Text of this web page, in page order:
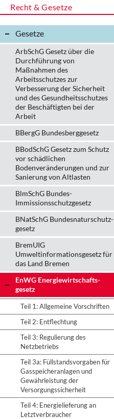
Recht & Gesetze
Gesetze
ArbSchG Gesetz über die
Durchführung von
Maßnahmen des
Arbeitsschutzes zur
Verbesserung der Sicherheit
und des Gesundheitsschutzes
der Beschäftigten bei der
Arbeit
BBergG Bundesberggesetz
BBodSchG Gesetz zum Schutz
vor schädlichen
Bodenveränderungen und zur
Sanierung von Altlasten
BlmSchG Bundes-
Immissionsschutz­gesetz
BNatSchG Bundesnaturschutz-
gesetz
BremUIG
Umweltinformationsgesetz für
das Land Bremen
EnWG Energiewirtschafts-
gesetz
Teil 1: Allgemeine Vorschriften
Teil 2: Entflechtung
Teil 3: Regulierung des
Netzbetriebs
Teil 3a: Füllstandsvorgaben für
Gasspeicheranlagen und
Gewährleistung der
Versorgungssicherheit
Teil 4: Energielieferung an
Letztverbraucher